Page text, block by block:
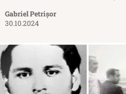
Gabriel Petrișor
30.10.2024